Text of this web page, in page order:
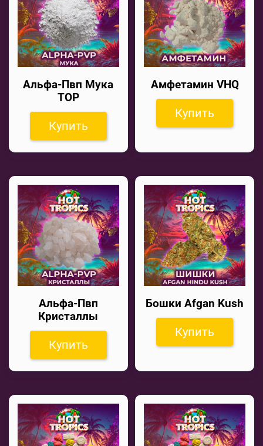
Альфа-Пвп Мука
TOP
Купить
Амфетамин VHQ
Купить
Альфа-Пвп
Кристаллы
Купить
Бошки Afgan Kush
Купить